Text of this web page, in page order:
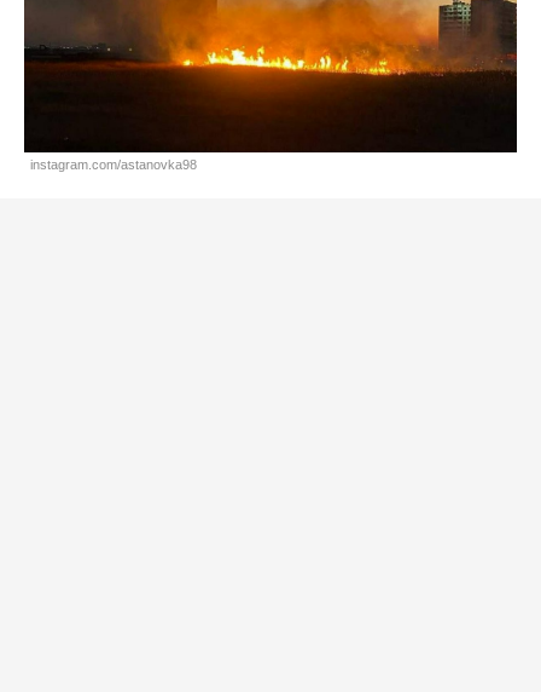
instagram.com/astanovka98